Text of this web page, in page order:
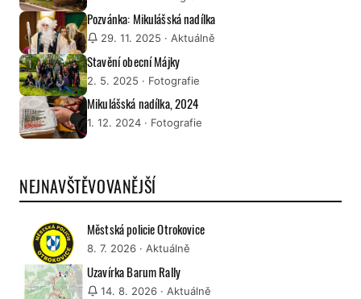
Pozvánka: Mikulášská nadílka
29. 11. 2025 · Aktuálně
Stavění obecní Májky
2. 5. 2025 · Fotografie
Mikulášská nadílka, 2024
1. 12. 2024 · Fotografie
NEJNAVŠTĚVOVANĚJŠÍ
Městská policie Otrokovice
8. 7. 2026 · Aktuálně
Uzavírka Barum Rally
14. 8. 2026 · Aktuálně